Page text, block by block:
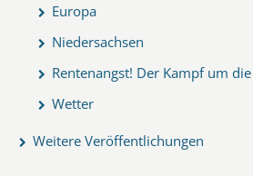
Europa
Niedersachsen
Rentenangst! Der Kampf um
Wetter
Weitere Veröffentlichungen